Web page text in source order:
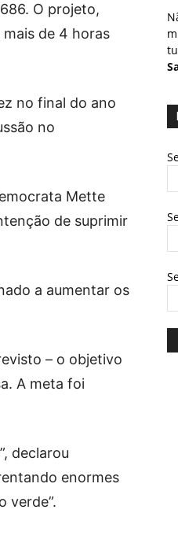
O projeto,
de 4 horas
no final do ano
no
Mette
de suprimir
a aumentar os
– o objetivo
A meta foi
declarou
enormes
verde”.